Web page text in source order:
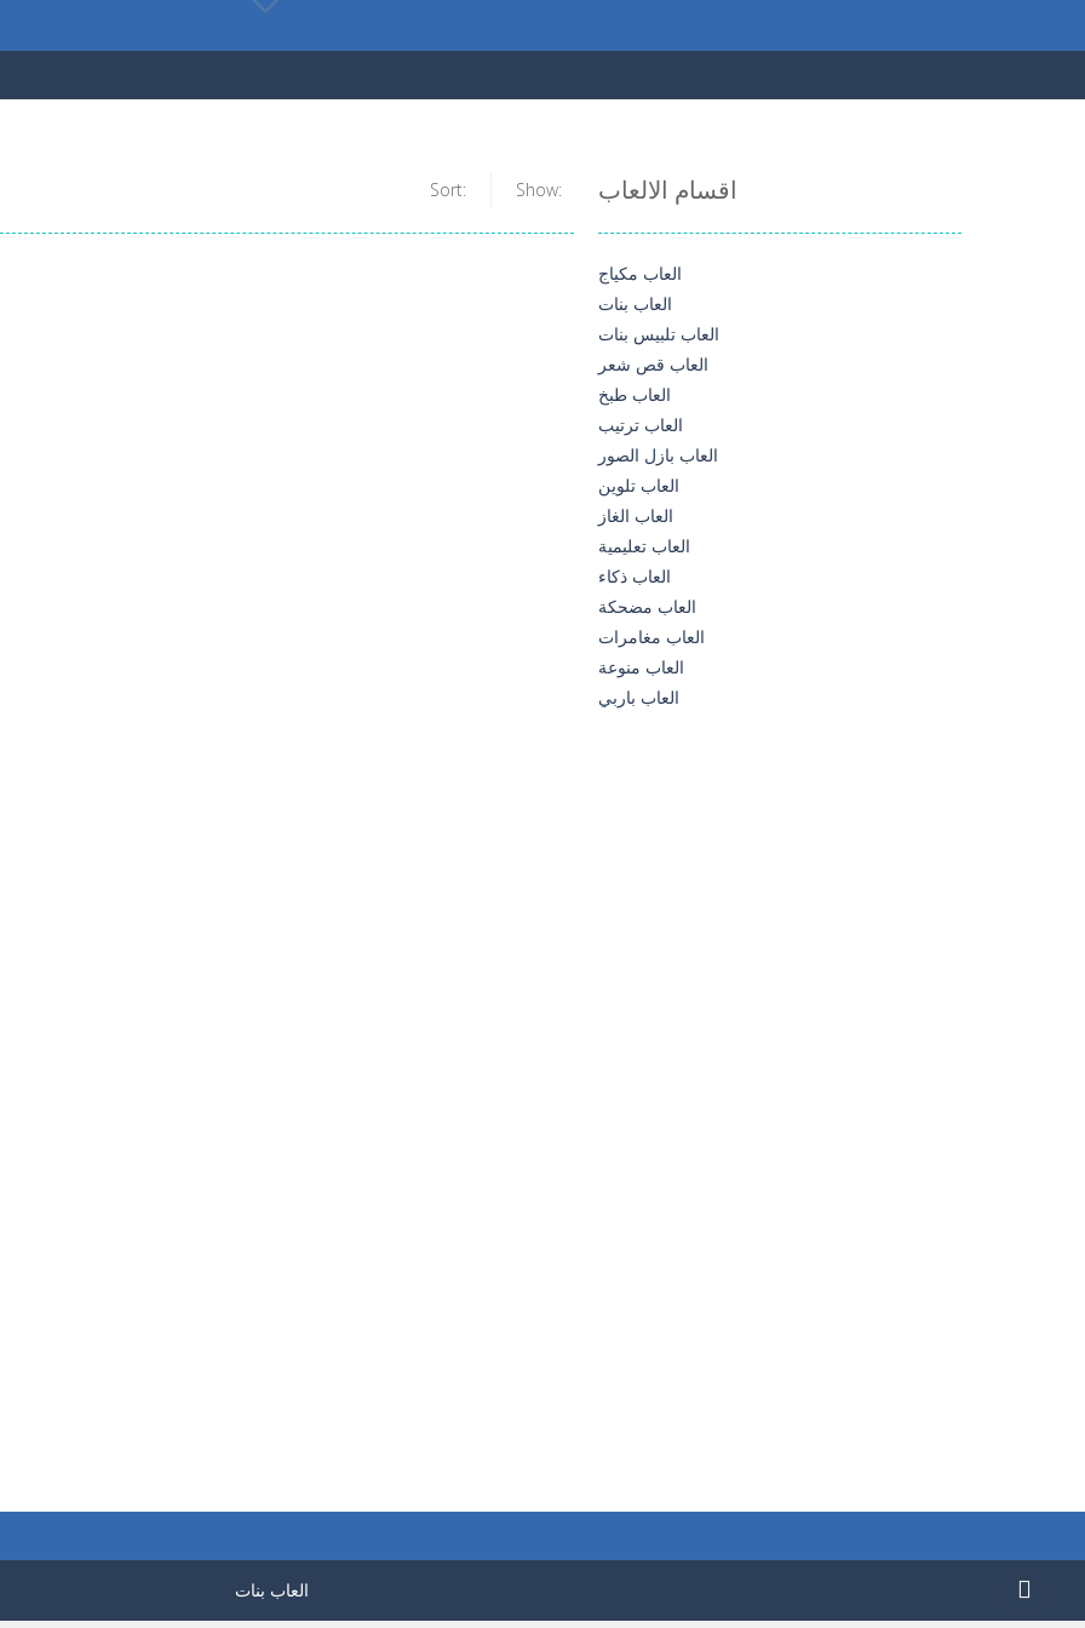
Show:
Sort: اقسام الالعاب
العاب مكياج
العاب بنات
العاب تلبيس بنات
العاب قص شعر
العاب طبخ
العاب ترتيب
العاب بازل الصور
العاب تلوين
العاب الغاز
العاب تعليمية
العاب ذكاء
العاب مضحكة
العاب مغامرات
العاب منوعة
العاب باربي
العاب بنات